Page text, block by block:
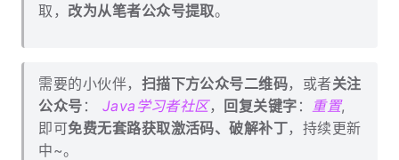
取， 改为从笔者公众号提取。
需要的小伙伴， 扫描下方公众号二维码，或者关注
公众号 ： Java学习者社区， 回复关键字 ： 重置,
即可免费无套路获取激活码、破解补丁，持续更新
中~。